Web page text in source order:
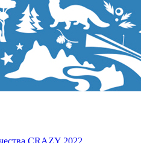
CRAZY 2022